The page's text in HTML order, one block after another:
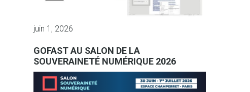
juin 1, 2026
GOFAST AU SALON DE LA
SOUVERAINETÉ NUMÉRIQUE 2026